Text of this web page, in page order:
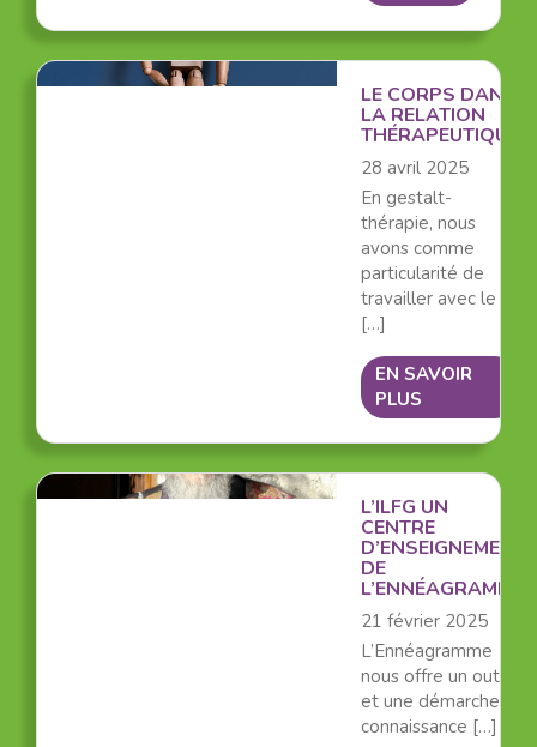
LE CORPS DANS
LA RELATION
THÉRAPEUTIQUE
28 avril 2025
En gestalt-
thérapie, nous
avons comme
particularité de
travailler avec le
[…]
EN SAVOIR
PLUS
L’ILFG UN
CENTRE
D’ENSEIGNEMENT
DE
L’ENNÉAGRAMME
21 février 2025
L’Ennéagramme
nous offre un outil
et une démarche de
connaissance […]